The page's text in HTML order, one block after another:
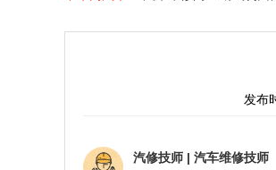
发布
汽修技师 | 汽车维修技师